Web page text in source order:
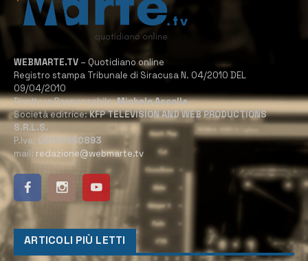
WEBMARTE.TV – Quotidiano online
Registro stampa Tribunale di Siracusa N. 04/2010 DEL
09/04/2010
Direttore Responsabile:Michele Accolla
Società editrice:KFP TELEVISION AND WEB PRODUCTIONS
S.R.L.S.
P.Iva: 02184950893
mail: redazione@webmarte.tv
ARTICOLI PIÙ LETTI